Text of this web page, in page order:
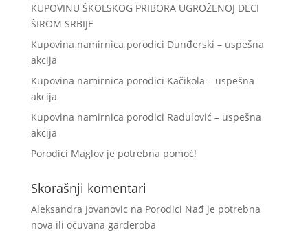
KUPOVINU ŠKOLSKOG PRIBORA UGROŽENOJ DECI
ŠIROM SRBIJE
Kupovina namirnica porodici Dunđerski – uspešna
akcija
Kupovina namirnica porodici Kačikola – uspešna
akcija
Kupovina namirnica porodici Radulović – uspešna
akcija
Porodici Maglov je potrebna pomoć!
Skorašnji komentari
Aleksandra Jovanovic na Porodici Nađ je potrebna
nova ili očuvana garderoba